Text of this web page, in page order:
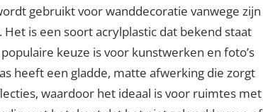
gebruikt voor wanddecoratie vanwege zijn
is een soort acrylplastic dat bekend staat
keuze is voor kunstwerken en foto’s
heeft een gladde, matte afwerking die zorgt
waardoor het ideaal is voor ruimtes met